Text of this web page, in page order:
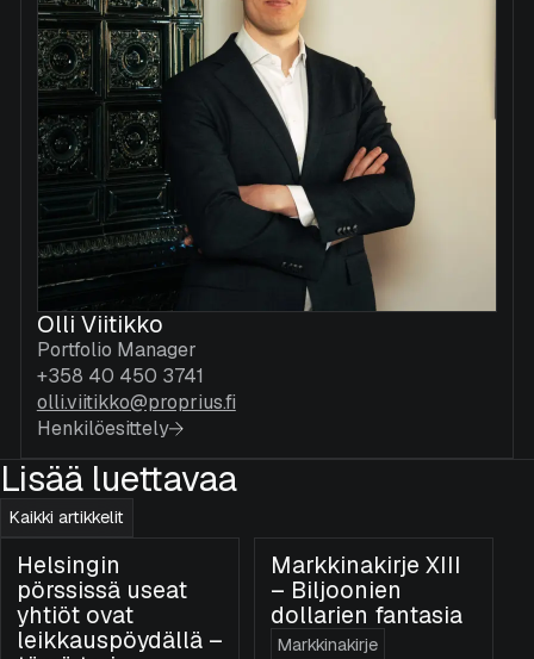
Olli Viitikko
Portfolio Manager
+358 40 450 3741
olli.viitikko@proprius.fi
Henkilöesittely
Lisää luettavaa
Kaikki artikkelit
Helsingin
pörssissä useat
yhtiöt ovat
leikkauspöydällä –
Markkinakirje XIII
– Biljoonien
dollarien fantasia
Markkinakirje